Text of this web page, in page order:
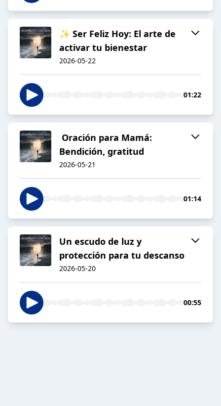
✨ Ser Feliz Hoy: El arte de
activar tu bienestar
2026-05-22
01:22
‍ Oración para Mamá:
Bendición, gratitud
2026-05-21
01:14
Un escudo de luz y
protección para tu descanso
2026-05-20
00:55